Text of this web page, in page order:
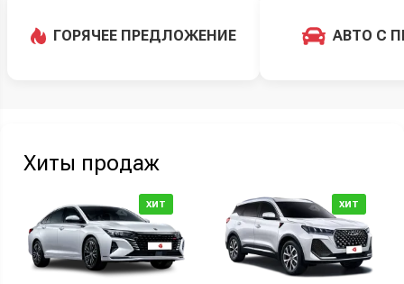
ГОРЯЧЕЕ ПРЕДЛОЖЕНИЕ АВТО С
Хиты продаж
ХИТ ХИТ